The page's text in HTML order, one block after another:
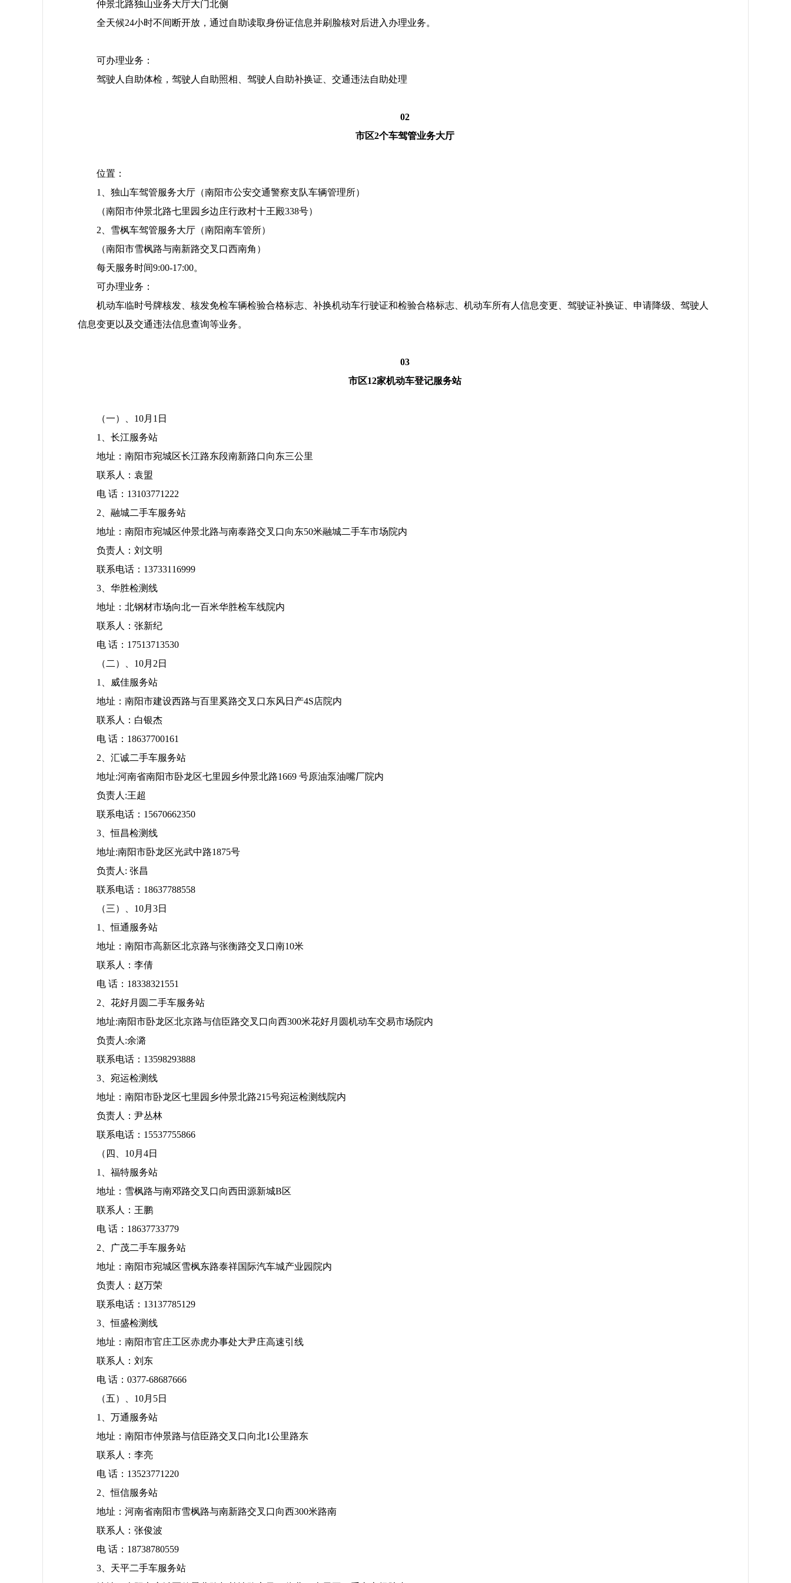
仲景北路独山业务大厅大门北侧
全天候24小时不间断开放，通过自助读取身份证信息并刷脸核对后进入办理业务。
可办理业务：
驾驶人自助体检，驾驶人自助照相、驾驶人自助补换证、交通违法自助处理
02
市区2个车驾管业务大厅
位置：
1、独山车驾管服务大厅（南阳市公安交通警察支队车辆管理所）
（南阳市仲景北路七里园乡边庄行政村十王殿338号）
2、雪枫车驾管服务大厅（南阳南车管所）
（南阳市雪枫路与南新路交叉口西南角）
每天服务时间9:00-17:00。
可办理业务：
机动车临时号牌核发、核发免检车辆检验合格标志、补换机动车行驶证和检验合格标志、机动车所有人信息变更、驾驶证补换证、申请降级、驾驶人
信息变更以及交通违法信息查询等业务。
03
市区12家机动车登记服务站
（一）、10月1日
1、长江服务站
地址：南阳市宛城区长江路东段南新路口向东三公里
联系人：袁盟
电 话：13103771222
2、融城二手车服务站
地址：南阳市宛城区仲景北路与南泰路交叉口向东50米融城二手车市场院内
负责人：刘文明
联系电话：13733116999
3、华胜检测线
地址：北钢材市场向北一百米华胜检车线院内
联系人：张新纪
电 话：17513713530
（二）、10月2日
1、威佳服务站
地址：南阳市建设西路与百里奚路交叉口东风日产4S店院内
联系人：白银杰
电 话：18637700161
2、汇诚二手车服务站
地址:河南省南阳市卧龙区七里园乡仲景北路1669 号原油泵油嘴厂院内
负责人:王超
联系电话：15670662350
3、恒昌检测线
地址:南阳市卧龙区光武中路1875号
负责人: 张昌
联系电话：18637788558
（三）、10月3日
1、恒通服务站
地址：南阳市高新区北京路与张衡路交叉口南10米
联系人：李倩
电 话：18338321551
2、花好月圆二手车服务站
地址:南阳市卧龙区北京路与信臣路交叉口向西300米花好月圆机动车交易市场院内
负责人:余潞
联系电话：13598293888
3、宛运检测线
地址：南阳市卧龙区七里园乡仲景北路215号宛运检测线院内
负责人：尹丛林
联系电话：15537755866
（四、10月4日
1、福特服务站
地址：雪枫路与南邓路交叉口向西田源新城B区
联系人：王鹏
电 话：18637733779
2、广茂二手车服务站
地址：南阳市宛城区雪枫东路泰祥国际汽车城产业园院内
负责人：赵万荣
联系电话：13137785129
3、恒盛检测线
地址：南阳市官庄工区赤虎办事处大尹庄高速引线
联系人：刘东
电 话：0377-68687666
（五）、10月5日
1、万通服务站
地址：南阳市仲景路与信臣路交叉口向北1公里路东
联系人：李亮
电 话：13523771220
2、恒信服务站
地址：河南省南阳市雪枫路与南新路交叉口向西300米路南
联系人：张俊波
电 话：18738780559
3、天平二手车服务站